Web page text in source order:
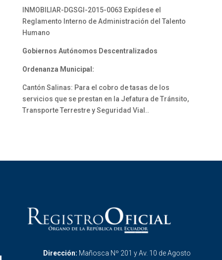
INMOBILIAR-DGSGI-2015-0063 Expídese el
Reglamento Interno de Administración del Talento
Humano
Gobiernos Autónomos Descentralizados
Ordenanza Municipal:
Cantón Salinas: Para el cobro de tasas de los
servicios que se prestan en la Jefatura de Tránsito,
Transporte Terrestre y Seguridad Vial..
Dirección: Mañosca Nº 201 y Av. 10 de Agosto